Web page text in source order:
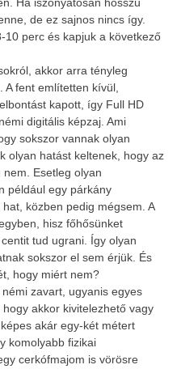
Ha iszonyatosan hosszú
de ez sajnos nincs így.
10 perc és kapjuk a következő
akkor arra tényleg
A fent említetten kívül,
kapott, így Full HD
digitális képzaj. Ami
sokszor vannak olyan
olyan hatást keltenek, hogy az
Esetleg olyan
például egy párkány
közben pedig mégsem. A
hisz főhősünket
tud ugrani. Így olyan
sokszor el sem érjük. És
hogy miért nem?
zavart, ugyanis egyes
akkor kivitelezhető vagy
akár egy-két métert
komolyabb fizikai
cerkófmajom is vörösre